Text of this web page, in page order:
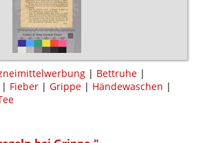
| Bettruhe |
| Fieber | Grippe | Händewaschen |